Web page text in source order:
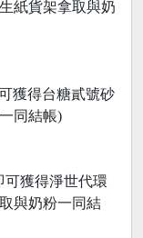
紙貨架拿取與奶
獲得台糖貳號砂
同結帳)
可獲得淨世代環
與奶粉一同結